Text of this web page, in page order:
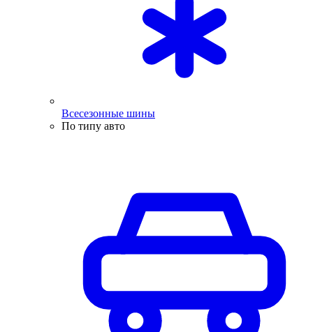
Всесезонные шины
По типу авто